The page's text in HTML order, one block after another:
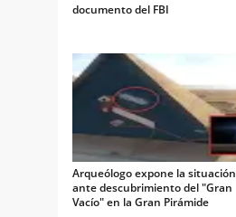
documento del FBI
Arqueólogo expone la situación
ante descubrimiento del "Gran
Vacío" en la Gran Pirámide